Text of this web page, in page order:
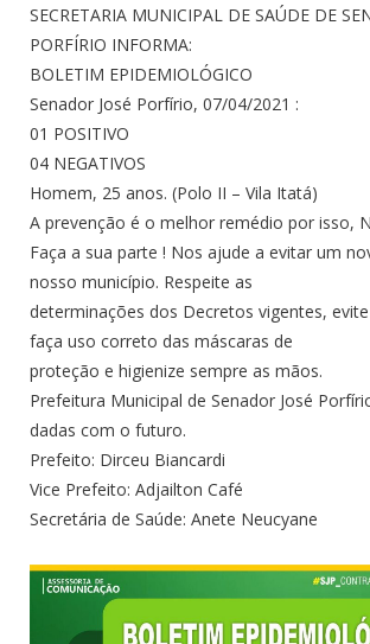
SECRETARIA MUNICIPAL DE SAÚDE DE
PORFÍRIO INFORMA:
BOLETIM EPIDEMIOLÓGICO
Senador José Porfírio, 07/04/2021 :
01 POSITIVO
04 NEGATIVOS
Homem, 25 anos. (Polo II – Vila Itatá)
A prevenção é o melhor remédio por isso,
Faça a sua parte ! Nos ajude a evitar um
nosso município. Respeite as
determinações dos Decretos vigentes,
faça uso correto das máscaras de
proteção e higienize sempre as mãos.
Prefeitura Municipal de Senador José
dadas com o futuro.
Prefeito: Dirceu Biancardi
Vice Prefeito: Adjailton Café
Secretária de Saúde: Anete Neucyane